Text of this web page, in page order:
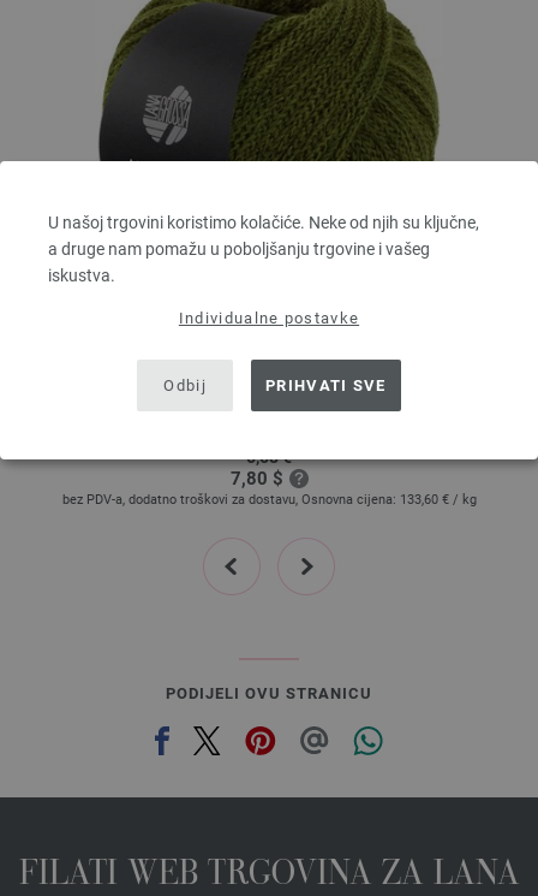
U našoj trgovini koristimo kolačiće. Neke od njih su ključne,
a druge nam pomažu u poboljšanju trgovine i vašeg
iskustva.
Individualne postavke
Odbij PRIHVATI SVE
Lana Grossa
90 % Alpaka, 5 % Djevicavuna, 5 % Poliamid
Dužina: otprilike 140 m / 50 g
6,68 €
7,80 $
bez PDV-a, dodatno troškovi za dostavu, Osnovna cijena: 133,60 € / kg
prev next
PODIJELI OVU STRANICU
FILATI WEB TRGOVINA ZA LANA